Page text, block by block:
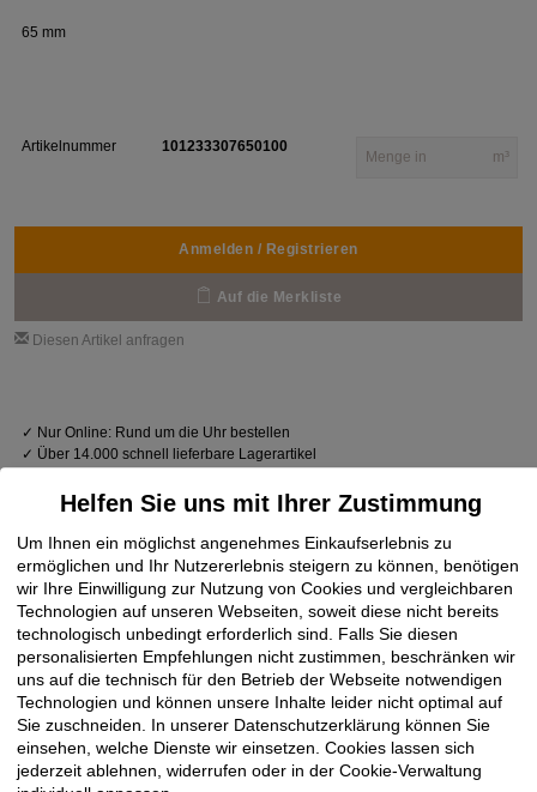
65 mm
Artikelnummer 101233307650100
m³
Anmelden / Registrieren
Auf die Merkliste
Diesen Artikel anfragen
✓ Nur Online: Rund um die Uhr bestellen
✓ Über 14.000 schnell lieferbare Lagerartikel
Helfen Sie uns mit Ihrer Zustimmung
Um Ihnen ein möglichst angenehmes Einkaufserlebnis zu
ermöglichen und Ihr Nutzererlebnis steigern zu können, benötigen
wir Ihre Einwilligung zur Nutzung von Cookies und vergleichbaren
Technologien auf unseren Webseiten, soweit diese nicht bereits
technologisch unbedingt erforderlich sind. Falls Sie diesen
personalisierten Empfehlungen nicht zustimmen, beschränken wir
uns auf die technisch für den Betrieb der Webseite notwendigen
Technologien und können unsere Inhalte leider nicht optimal auf
Sie zuschneiden. In unserer Datenschutzerklärung können Sie
einsehen, welche Dienste wir einsetzen. Cookies lassen sich
jederzeit ablehnen, widerrufen oder in der Cookie-Verwaltung